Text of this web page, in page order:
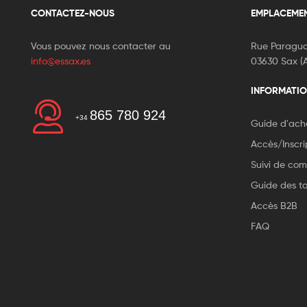
CONTACTEZ-NOUS
Vous pouvez nous contacter au
info@essax.es
+34 865 780 924
Rue
03630 Sax
Guide
Accès/
Suivi de
Guide des
Accès B2B
FAQ